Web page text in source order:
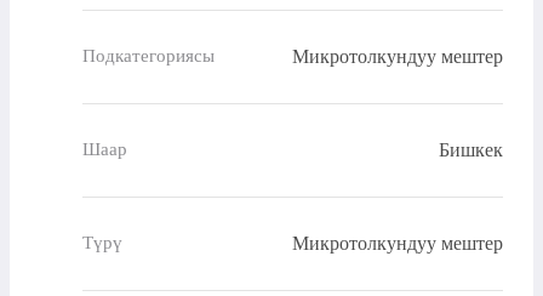
Подкатегориясы Микротолкундуу мештер
Шаар Бишкек
Түрү Микротолкундуу мештер